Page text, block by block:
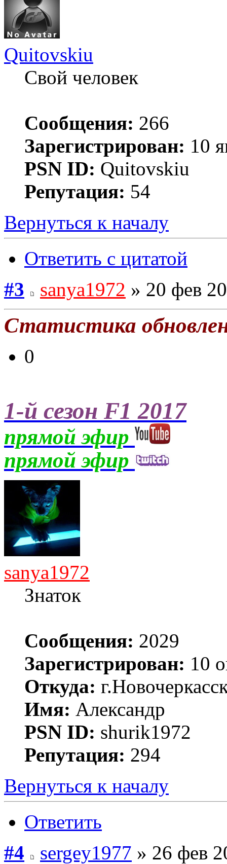
Quitovskiu
Свой человек
Сообщения: 266
Зарегистрирован: 10
PSN ID: Quitovskiu
Репутация: 54
Вернуться к началу
Ответить с цитатой
#3
sanya1972 » 20 фев
Статистика
0
1-й сезон F1 2017
прямой эфир
прямой эфир
sanya1972
Знаток
Сообщения: 2029
Зарегистрирован: 10
Откуда:
Имя: Александр
PSN ID: shurik1972
Репутация: 294
Вернуться к началу
Ответить
#4
sergey1977 » 26 фев